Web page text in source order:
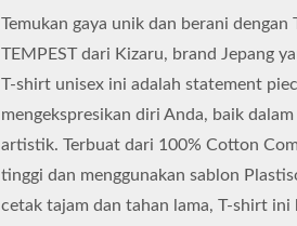
Temukan gaya unik dan berani dengan
TEMPEST dari Kizaru, brand Jepang
T-shirt unisex ini adalah statement
mengekspresikan diri Anda, baik
artistik. Terbuat dari 100% Cotton
tinggi dan menggunakan sablon
cetak tajam dan tahan lama, T-shirt